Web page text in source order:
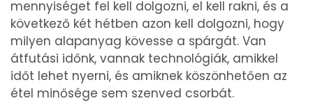
mennyiséget fel kell dolgozni, el kell rakni, és a
következő két hétben azon kell dolgozni, hogy
milyen alapanyag kövesse a spárgát. Van
átfutási időnk, vannak technológiák, amikkel
időt lehet nyerni, és amiknek köszönhetően az
étel minősége sem szenved csorbát.